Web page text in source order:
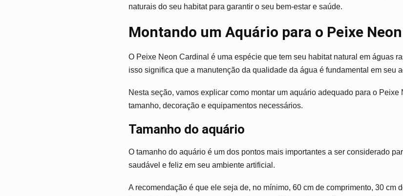
naturais do seu habitat para garantir o seu bem-estar e saúde.
Montando um Aquário para o Peixe
O Peixe Neon Cardinal é uma espécie que tem seu habitat natural em águas
isso significa que a manutenção da qualidade da água é fundamental em seu
Nesta seção, vamos explicar como montar um aquário adequado para o
tamanho, decoração e equipamentos necessários.
Tamanho do aquário
O tamanho do aquário é um dos pontos mais importantes a ser considerado
saudável e feliz em seu ambiente artificial.
A recomendação é que ele seja de, no mínimo, 60 cm de comprimento, 30 cm